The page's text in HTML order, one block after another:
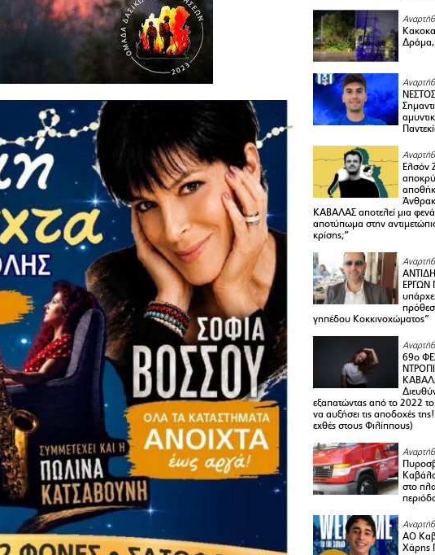
Δράμα,
Ελσόν
ΚΑΒΑΛΑΣ αποτελεί μια
αποτύπωμα στην
κρίσης;”
ΕΡΓΩΝ
γηπέδου Κοκκινοχώματος”
69ο
εξαπατώντας από το 2022
να αυξήσει τις αποδοχές
εχθές στους Φιλίππους)
στο
ΑΟ
Χάρης